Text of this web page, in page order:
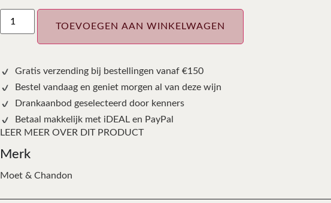
TOEVOEGEN AAN WINKELWAGEN
Gratis verzending bij bestellingen vanaf €150
Bestel vandaag en geniet morgen al van deze wijn
Drankaanbod geselecteerd door kenners
Betaal makkelijk met iDEAL en PayPal
LEER MEER OVER DIT PRODUCT
Merk
Moet & Chandon